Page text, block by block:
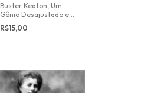
Buster Keaton, Um
Gênio Desajustado em
Hollywood
R$15,00